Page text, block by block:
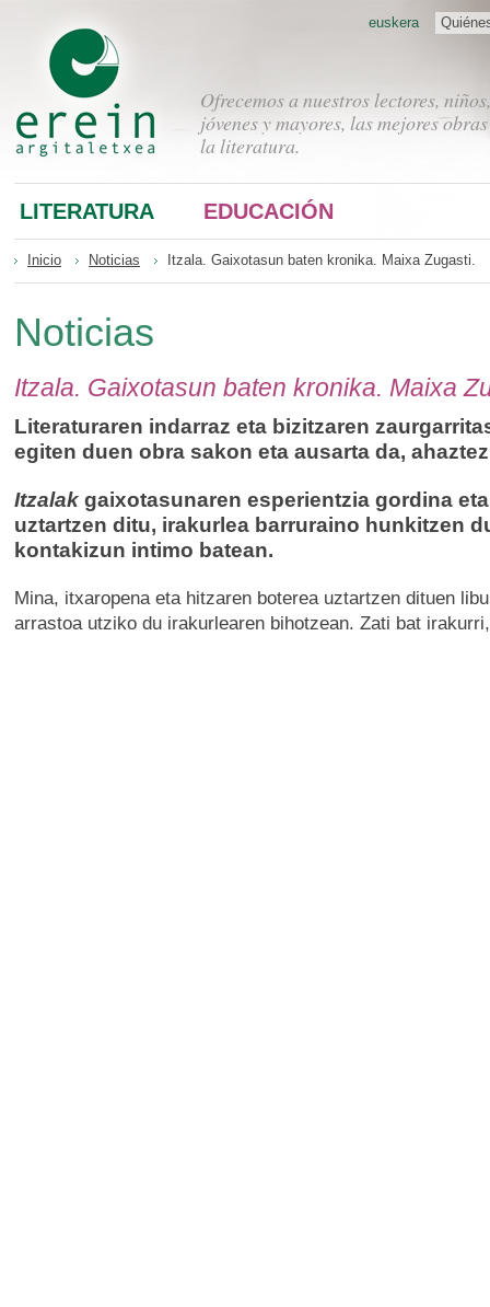
Ofrecemos a nuestros lectores, niños,
jóvenes y mayores, las mejores
la literatura.
euskera
LITERATURA EDUCACIÓN
Inicio Noticias Itzala. Gaixotasun baten kronika. Maixa Zugasti.
Noticias
Itzala. Gaixotasun baten kronika. Maixa
Literaturaren indarraz eta bizitzaren
egiten duen obra sakon eta ausarta da,
Itzalak gaixotasunaren esperientzia gordina
uztartzen ditu, irakurlea barruraino hunkitzen
kontakizun intimo batean.
Mina, itxaropena eta hitzaren boterea uztartzen dituen
arrastoa utziko du irakurlearen bihotzean. Zati bat